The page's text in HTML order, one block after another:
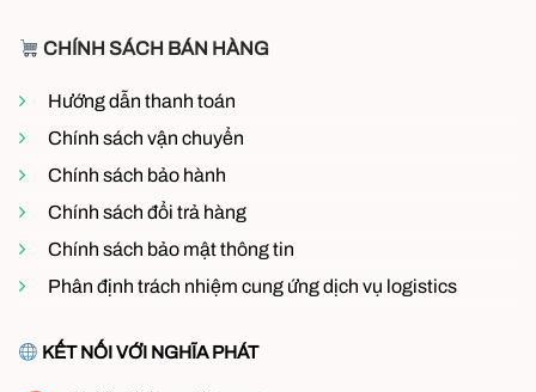
CHÍNH SÁCH BÁN HÀNG
Hướng dẫn thanh toán
Chính sách vận chuyển
Chính sách bảo hành
Chính sách đổi trả hàng
Chính sách bảo mật thông tin
Phân định trách nhiệm cung ứng dịch vụ logistics
KẾT NỐI VỚI NGHĨA PHÁT